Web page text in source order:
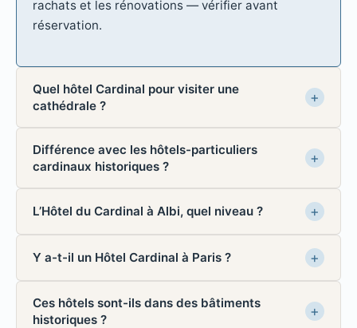
rachats et les rénovations — vérifier avant
réservation.
Quel hôtel Cardinal pour visiter une
cathédrale ?
Différence avec les hôtels-particuliers
cardinaux historiques ?
L’Hôtel du Cardinal à Albi, quel niveau ?
Y a-t-il un Hôtel Cardinal à Paris ?
Ces hôtels sont-ils dans des bâtiments
historiques ?